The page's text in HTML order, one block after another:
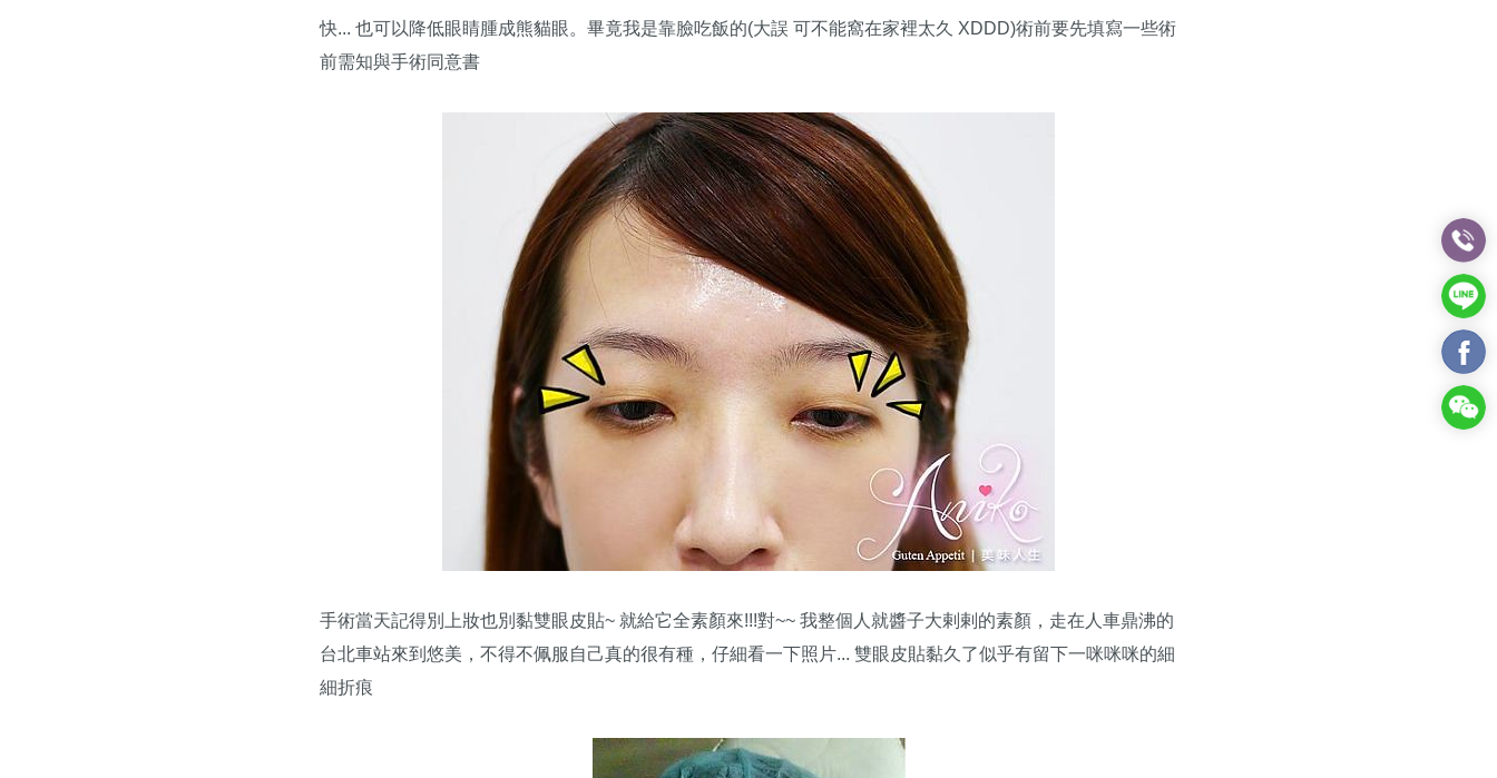
快... 也可以降低眼睛腫成熊貓眼。畢竟我是靠臉吃飯的(大誤 可不能窩在家裡太久 XDDD)術前要先填寫一些術
前需知與手術同意書
手術當天記得別上妝也別黏雙眼皮貼~ 就給它全素顏來!!!對~~ 我整個人就醬子大剌剌的素顏，走在人車鼎沸的
台北車站來到悠美，不得不佩服自己真的很有種，仔細看一下照片... 雙眼皮貼黏久了似乎有留下一咪咪咪的細
細折痕